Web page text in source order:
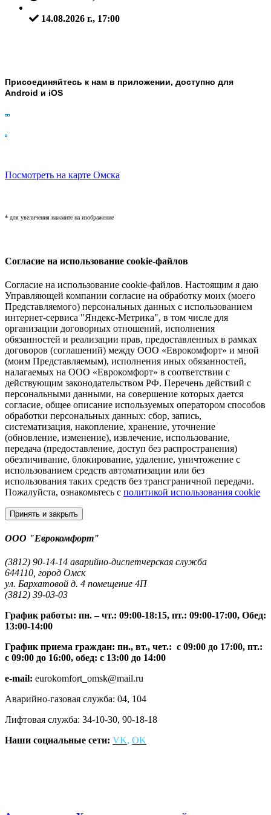
14.08.2026 г., 17:00
Присоединяйтесь к нам в приложении, доступно для
Android и iOS
Посмотреть на карте Омска
* для увеличения нажмите на изображение
Согласие на использование cookie-файлов
Согласие на использование cookie-файлов. Настоящим я даю
Управляющей компании согласие на обработку моих (моего
Представляемого) персональных данных с использованием
интернет-сервиса "Яндекс-Метрика", в том числе для
организации договорных отношений, исполнения
обязанностей и реализации прав, предоставленных в рамках
договоров (соглашений) между ООО «Еврокомфорт» и мной
(моим Представляемым), исполнения иных обязанностей,
налагаемых на ООО «Еврокомфорт» в соответствии с
действующим законодательством РФ. Перечень действий с
персональными данными, на совершение которых дается
согласие, общее описание используемых оператором способов
обработки персональных данных: сбор, запись,
систематизация, накопление, хранение, уточнение
(обновление, изменение), извлечение, использование,
передача (предоставление, доступ без распространения)
обезличивание, блокирование, удаление, уничтожение с
использованием средств автоматизации или без
использования таких средств без трансграничной передачи.
Пожалуйста, ознакомьтесь с политикой использования cookie
Принять и закрыть
ООО "Еврокомфорт"
(3812) 90-14-14 аварийно-диспетчерская служба
644110, город Омск
ул. Бархатовой д. 4 помещение 4П
(3812) 39-03-03
График работы: пн. – чт.: 09:00-18:15, пт.: 09:00-17:00, Обед:
13:00-14:00
График приема граждан: пн., вт., чет.: с 09:00 до 17:00, пт.:
с 09:00 до 16:00, обед: с 13:00 до 14:00
e-mail: eurokomfort_omsk@mail.ru
Аварийно-газовая служба: 04, 104
Лифтовая служба: 34-10-30, 90-18-18
Наши социальные сети: VK, OK